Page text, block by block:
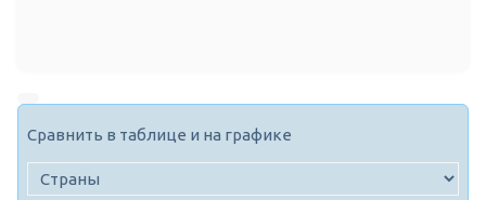
Сравнить в таблице и на графике